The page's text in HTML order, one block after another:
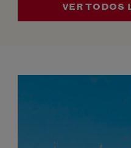
VER TODOS